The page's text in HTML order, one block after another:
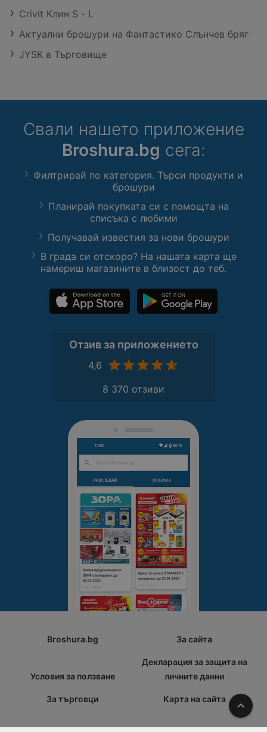
Crivit Клин S - L
Актуални брошури на Фантастико Слънчев бряг
JYSK в Търговище
Свали нашето приложение
Broshura.bg сега:
Филтрирай по категория. Търси продукти и
брошури
Планирай покупката си с помощта на
списъка с любими
Получавай известия за нови брошури
В града си отскоро? На нашата карта ще
намериш магазините в близост до теб.
Отзив за приложението
4,6
8 370 отзиви
Broshura.bg За сайта
Условия за ползване
Декларация за защита на
личните данни
За търговци Карта на сайта